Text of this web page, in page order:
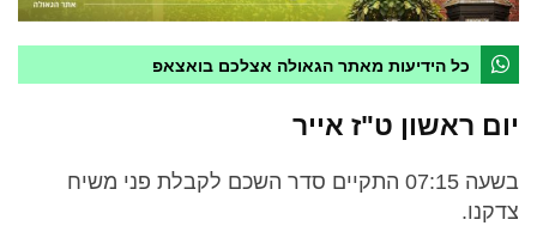
כל הידיעות מאתר הגאולה אצלכם בואצאפ
יום ראשון ט"ז אייר
בשעה 07:15 התקיים סדר השכם לקבלת פני משיח
צדקנו.